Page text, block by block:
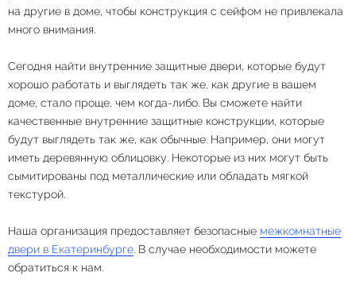
на другие в доме, чтобы конструкция с сейфом не привлекала
много внимания.
Сегодня найти внутренние защитные двери, которые будут
хорошо работать и выглядеть так же, как другие в вашем
доме, стало проще, чем когда-либо. Вы сможете найти
качественные внутренние защитные конструкции, которые
будут выглядеть так же, как обычные. Например, они могут
иметь деревянную облицовку. Некоторые из них могут быть
сымитированы под металлические или обладать мягкой
текстурой.
Наша организация предоставляет безопасные межкомнатные
двери в Екатеринбурге. В случае необходимости можете
обратиться к нам.